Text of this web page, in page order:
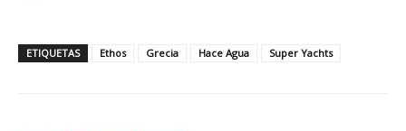
ETIQUETAS Ethos Grecia Hace Agua Super Yachts